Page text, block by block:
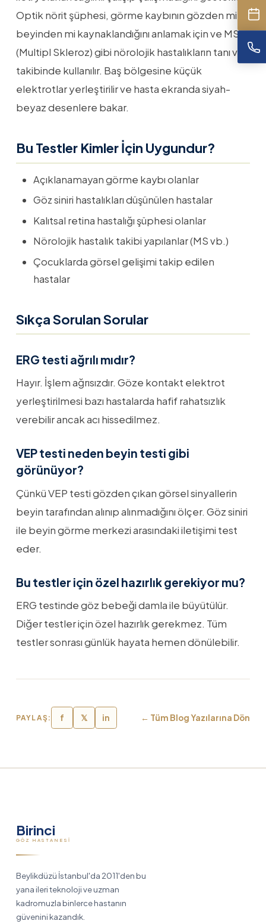
Optik nörit şüphesi, görme kaybının gözden mi
beyinden mi kaynaklandığını anlamak için ve MS
(Multipl Skleroz) gibi nörolojik hastalıkların tanı ve
takibinde kullanılır. Baş bölgesine küçük
elektrotlar yerleştirilir ve hasta ekranda siyah-
beyaz desenlere bakar.
Bu Testler Kimler İçin Uygundur?
Açıklanamayan görme kaybı olanlar
Göz siniri hastalıkları düşünülen hastalar
Kalıtsal retina hastalığı şüphesi olanlar
Nörolojik hastalık takibi yapılanlar (MS vb.)
Çocuklarda görsel gelişimi takip edilen
hastalar
Sıkça Sorulan Sorular
ERG testi ağrılı mıdır?
Hayır. İşlem ağrısızdır. Göze kontakt elektrot
yerleştirilmesi bazı hastalarda hafif rahatsızlık
verebilir ancak acı hissedilmez.
VEP testi neden beyin testi gibi
görünüyor?
Çünkü VEP testi gözden çıkan görsel sinyallerin
beyin tarafından alınıp alınmadığını ölçer. Göz siniri
ile beyin görme merkezi arasındaki iletişimi test
eder.
Bu testler için özel hazırlık gerekiyor mu?
ERG testinde göz bebeği damla ile büyütülür.
Diğer testler için özel hazırlık gerekmez. Tüm
testler sonrası günlük hayata hemen dönülebilir.
PAYLAŞ: f 𝕏 in ← Tüm Blog Yazılarına Dön
Birinci
GÖZ HASTANESI
Beylikdüzü İstanbul'da 2011'den bu
yana ileri teknoloji ve uzman
kadromuzla binlerce hastanın
güvenini kazandık.